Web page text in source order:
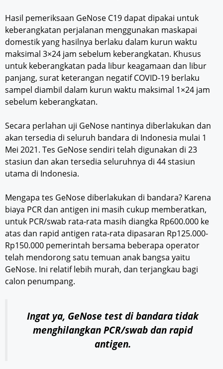
Hasil pemeriksaan GeNose C19 dapat dipakai untuk
keberangkatan perjalanan menggunakan maskapai
domestik yang hasilnya berlaku dalam kurun waktu
maksimal 3×24 jam sebelum keberangkatan. Khusus
untuk keberangkatan pada libur keagamaan dan libur
panjang, surat keterangan negatif COVID-19 berlaku
sampel diambil dalam kurun waktu maksimal 1×24 jam
sebelum keberangkatan.
Secara perlahan uji GeNose nantinya diberlakukan dan
akan tersedia di seluruh bandara di Indonesia mulai 1
Mei 2021. Tes GeNose sendiri telah digunakan di 23
stasiun dan akan tersedia seluruhnya di 44 stasiun
utama di Indonesia.
Mengapa tes GeNose diberlakukan di bandara? Karena
biaya PCR dan antigen ini masih cukup memberatkan,
untuk PCR/swab rata-rata masih diangka Rp600.000 ke
atas dan rapid antigen rata-rata dipasaran Rp125.000-
Rp150.000 pemerintah bersama beberapa operator
telah mendorong satu temuan anak bangsa yaitu
GeNose. Ini relatif lebih murah, dan terjangkau bagi
calon penumpang.
Ingat ya, GeNose test di bandara tidak
menghilangkan PCR/swab dan rapid
antigen.